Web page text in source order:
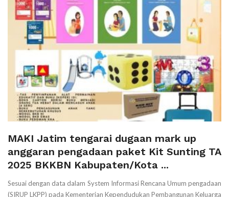
MAKI Jatim tengarai dugaan mark up
anggaran pengadaan paket Kit Sunting TA
2025 BKKBN Kabupaten/Kota ...
Sesuai dengan data dalam System Informasi Rencana Umum pengadaan
(SIRUP LKPP) pada Kementerian Kependudukan Pembangunan Keluarga